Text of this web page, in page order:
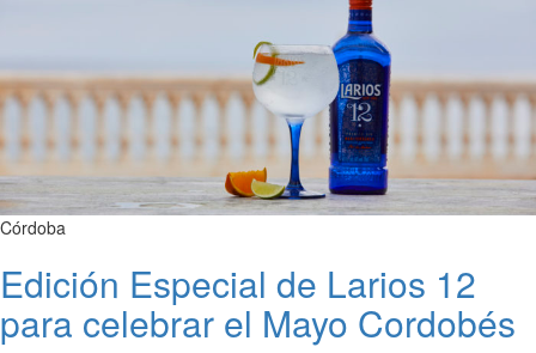
Córdoba
Edición Especial de Larios 12
para celebrar el Mayo Cordobés